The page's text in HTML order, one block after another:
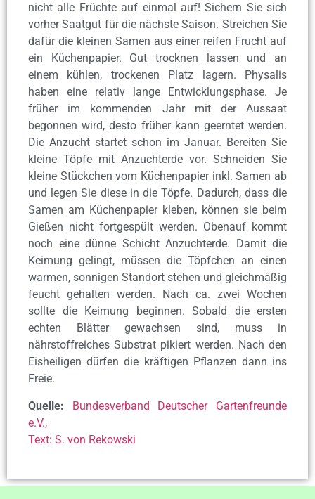
nicht alle Früchte auf einmal auf! Sichern Sie sich
vorher Saatgut für die nächste Saison. Streichen Sie
dafür die kleinen Samen aus einer reifen Frucht auf
ein Küchenpapier. Gut trocknen lassen und an
einem kühlen, trockenen Platz lagern. Physalis
haben eine relativ lange Entwicklungsphase. Je
früher im kommenden Jahr mit der Aussaat
begonnen wird, desto früher kann geerntet werden.
Die Anzucht startet schon im Januar. Bereiten Sie
kleine Töpfe mit Anzuchterde vor. Schneiden Sie
kleine Stückchen vom Küchenpapier inkl. Samen ab
und legen Sie diese in die Töpfe. Dadurch, dass die
Samen am Küchenpapier kleben, können sie beim
Gießen nicht fortgespült werden. Obenauf kommt
noch eine dünne Schicht Anzuchterde. Damit die
Keimung gelingt, müssen die Töpfchen an einen
warmen, sonnigen Standort stehen und gleichmäßig
feucht gehalten werden. Nach ca. zwei Wochen
sollte die Keimung beginnen. Sobald die ersten
echten Blätter gewachsen sind, muss in
nährstoffreiches Substrat pikiert werden. Nach den
Eisheiligen dürfen die kräftigen Pflanzen dann ins
Freie.
Quelle:
Bundesverband Deutscher Gartenfreunde
e.V.,
Text: S. von Rekowski